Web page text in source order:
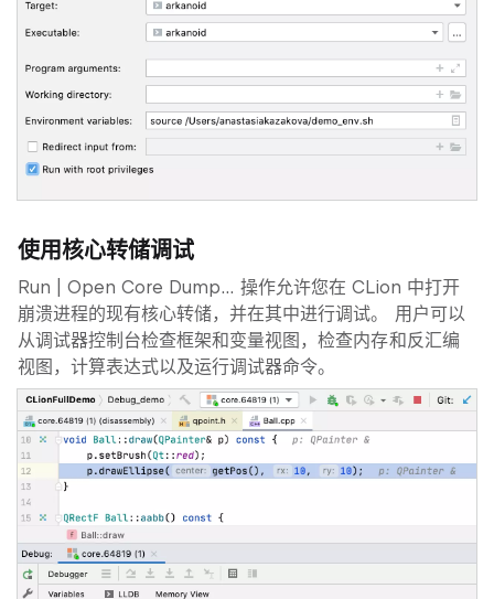
使用核心转储调试
Run | Open Core Dump… 操作允许您在 CLion 中打开
崩溃进程的现有核心转储，并在其中进行调试。 用户可以
从调试器控制台检查框架和变量视图，检查内存和反汇编
视图，计算表达式以及运行调试器命令。